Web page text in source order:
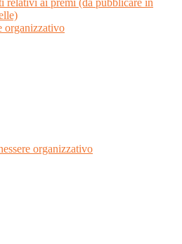
relativi ai premi (da pubblicare in
organizzativo
organizzativo